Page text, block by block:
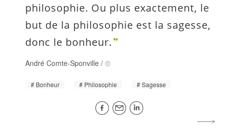
philosophie. Ou plus exactement, le
but de la philosophie est la sagesse,
donc le bonheur.
André Comte-Sponville /
Bonheur Philosophie Sagesse